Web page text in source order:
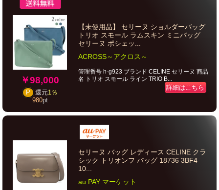
￥98,000
P 還元1％
980pt
【未使用品】 セリーヌ ショルダーバッグ
トリオ スモール ラムスキン ミニバッグ
セリーヌ ポシェッ...
ACROSS～アクロス～
管理番号 h-g923 ブランド CELINE セリーヌ 商品
名 トリオ スモール ライン TRIO B...
詳細はこちら
セリーヌ バッグ レディース CELINE クラ
シック トリオンフ バッグ 18736 3BF4
10...
au PAY マーケット